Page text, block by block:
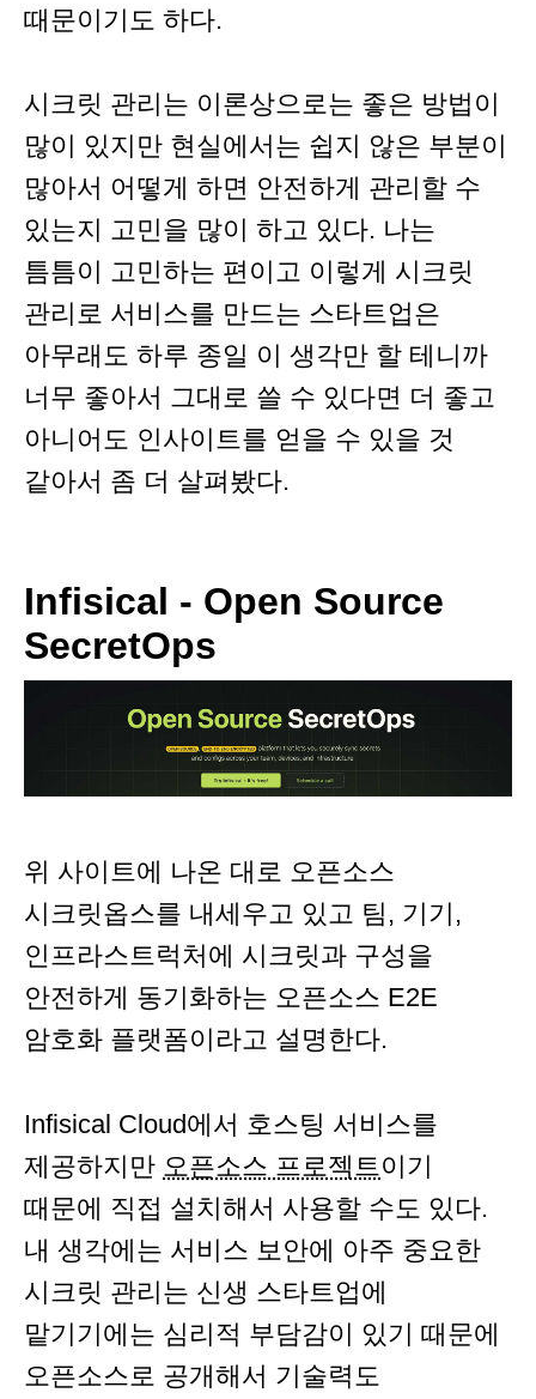
때문이기도 하다.
시크릿 관리는 이론상으로는 좋은 방법이
많이 있지만 현실에서는 쉽지 않은 부분이
많아서 어떻게 하면 안전하게 관리할 수
있는지 고민을 많이 하고 있다. 나는
틈틈이 고민하는 편이고 이렇게 시크릿
관리로 서비스를 만드는 스타트업은
아무래도 하루 종일 이 생각만 할 테니까
너무 좋아서 그대로 쓸 수 있다면 더 좋고
아니어도 인사이트를 얻을 수 있을 것
같아서 좀 더 살펴봤다.
Infisical - Open Source
SecretOps
위 사이트에 나온 대로 오픈소스
시크릿옵스를 내세우고 있고 팀, 기기,
인프라스트럭처에 시크릿과 구성을
안전하게 동기화하는 오픈소스 E2E
암호화 플랫폼이라고 설명한다.
Infisical Cloud에서 호스팅 서비스를
제공하지만 오픈소스 프로젝트 이기
때문에 직접 설치해서 사용할 수도 있다.
내 생각에는 서비스 보안에 아주 중요한
시크릿 관리는 신생 스타트업에
맡기기에는 심리적 부담감이 있기 때문에
오픈소스로 공개해서 기술력도